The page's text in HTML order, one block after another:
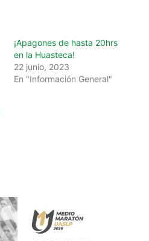
¡Apagones de hasta 20hrs
en la Huasteca!
22 junio, 2023
En "Información General"